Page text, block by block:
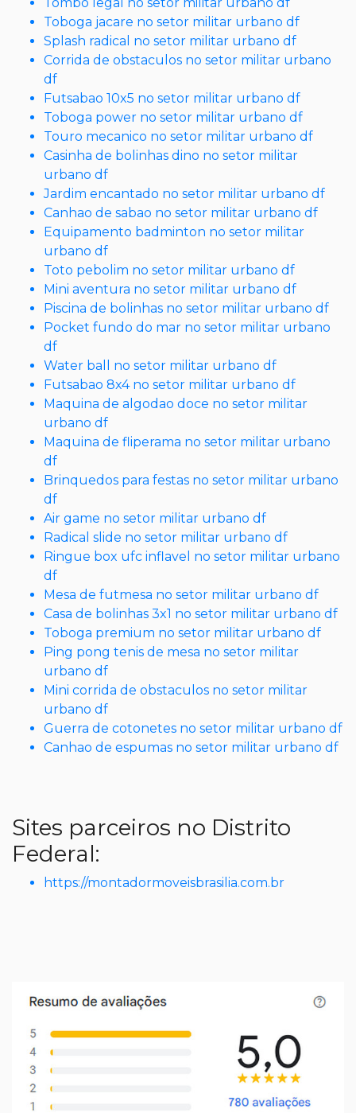
Toboga jacare no setor militar urbano df
Splash radical no setor militar urbano df
Corrida de obstaculos no setor militar urbano
df
Futsabao 10x5 no setor militar urbano df
Toboga power no setor militar urbano df
Touro mecanico no setor militar urbano df
Casinha de bolinhas dino no setor militar
urbano df
Jardim encantado no setor militar urbano df
Canhao de sabao no setor militar urbano df
Equipamento badminton no setor militar
urbano df
Toto pebolim no setor militar urbano df
Mini aventura no setor militar urbano df
Piscina de bolinhas no setor militar urbano df
Pocket fundo do mar no setor militar urbano
df
Water ball no setor militar urbano df
Futsabao 8x4 no setor militar urbano df
Maquina de algodao doce no setor militar
urbano df
Maquina de fliperama no setor militar urbano
df
Brinquedos para festas no setor militar urbano
df
Air game no setor militar urbano df
Radical slide no setor militar urbano df
Ringue box ufc inflavel no setor militar urbano
df
Mesa de futmesa no setor militar urbano df
Casa de bolinhas 3x1 no setor militar urbano df
Toboga premium no setor militar urbano df
Ping pong tenis de mesa no setor militar
urbano df
Mini corrida de obstaculos no setor militar
urbano df
Guerra de cotonetes no setor militar urbano df
Canhao de espumas no setor militar urbano df
Sites parceiros no Distrito
Federal:
https://montadormoveisbrasilia.com.br